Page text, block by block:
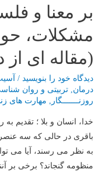
بر معنا و
مشکلات،
(مقاله ای
دیدگاه‌ خود را بنویسید /
درمان, تربیتی و روان
روزنـــــــگار , مهارت های
خدا، انسان و بلا ؛ تقدیم
باقری در حالی که سه عنصر
به نظر می رسند، آیا می
منظومه گنجاند؟ برخی بر